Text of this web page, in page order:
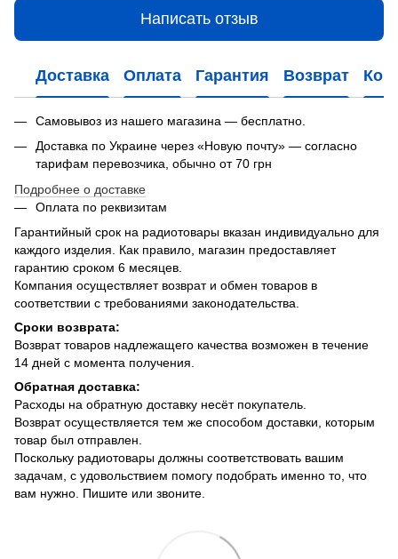
Написать отзыв
Доставка Оплата Гарантия Возврат
Самовывоз из нашего магазина — бесплатно.
Доставка по Украине через «Новую почту» — согласно
тарифам перевозчика, обычно от 70 грн
Подробнее о доставке
Оплата по реквизитам
Гарантийный срок на радиотовары вказан индивидуально для
каждого изделия. Как правило, магазин предоставляет
гарантию сроком 6 месяцев.
Компания осуществляет возврат и обмен товаров в
соответствии с требованиями законодательства.
Сроки возврата:
Возврат товаров надлежащего качества возможен в течение
14 дней с момента получения.
Обратная доставка:
Расходы на обратную доставку несёт покупатель.
Возврат осуществляется тем же способом доставки, которым
товар был отправлен.
Поскольку радиотовары должны соответствовать вашим
задачам, с удовольствием помогу подобрать именно то, что
вам нужно. Пишите или звоните.